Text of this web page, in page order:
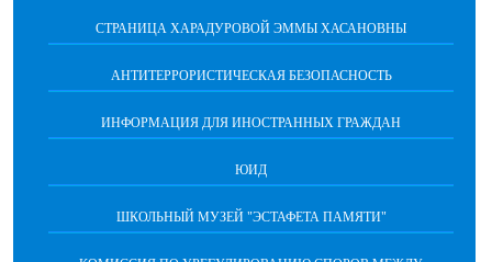
СТРАНИЦА ХАРАДУРОВОЙ ЭММЫ ХАСАНОВНЫ
АНТИТЕРРОРИСТИЧЕСКАЯ БЕЗОПАСНОСТЬ
ИНФОРМАЦИЯ ДЛЯ ИНОСТРАННЫХ ГРАЖДАН
ЮИД
ШКОЛЬНЫЙ МУЗЕЙ "ЭСТАФЕТА ПАМЯТИ"